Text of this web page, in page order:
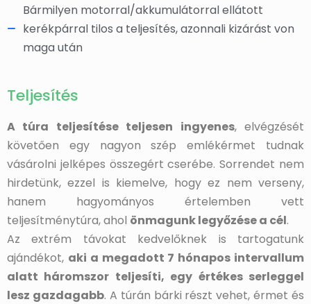
Bármilyen motorral/akkumulátorral ellátott
kerékpárral tilos a teljesítés, azonnali kizárást von
maga után
Teljesítés
A túra teljesítése teljesen ingyenes, elvégzését
követően egy nagyon szép emlékérmet tudnak
vásárolni jelképes összegért cserébe. Sorrendet nem
hirdetünk, ezzel is kiemelve, hogy ez nem verseny,
hanem hagyományos értelemben vett
teljesítménytúra, ahol önmagunk legyőzése a cél.
Az extrém távokat kedvelőknek is tartogatunk
ajándékot, aki a megadott 7 hónapos intervallum
alatt háromszor teljesíti, egy értékes serleggel
lesz gazdagabb. A túrán bárki részt vehet, érmet és